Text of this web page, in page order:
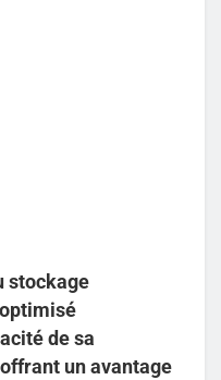
stockage
de sa
un avantage